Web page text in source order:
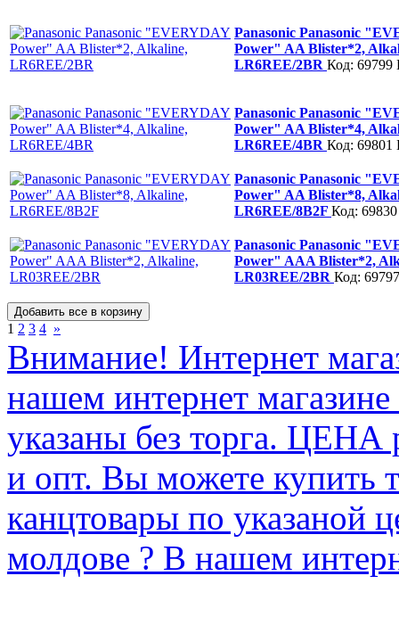
Panasonic Panasonic
Power" AA Blister*2,
LR6REE/2BR Код: 69799
Panasonic Panasonic
Power" AA Blister*4,
LR6REE/4BR Код: 69801
Panasonic Panasonic
Power" AA Blister*8,
LR6REE/8B2F Код: 69830
Panasonic Panasonic
Power" AAA Blister*2,
LR03REE/2BR Код: 69797
1 2 3 4 »
Внимание! Интернет
нашем интернет
указаны без торга.
и опт. Вы можете купить
канцтовары по указаной
молдове ? В нашем